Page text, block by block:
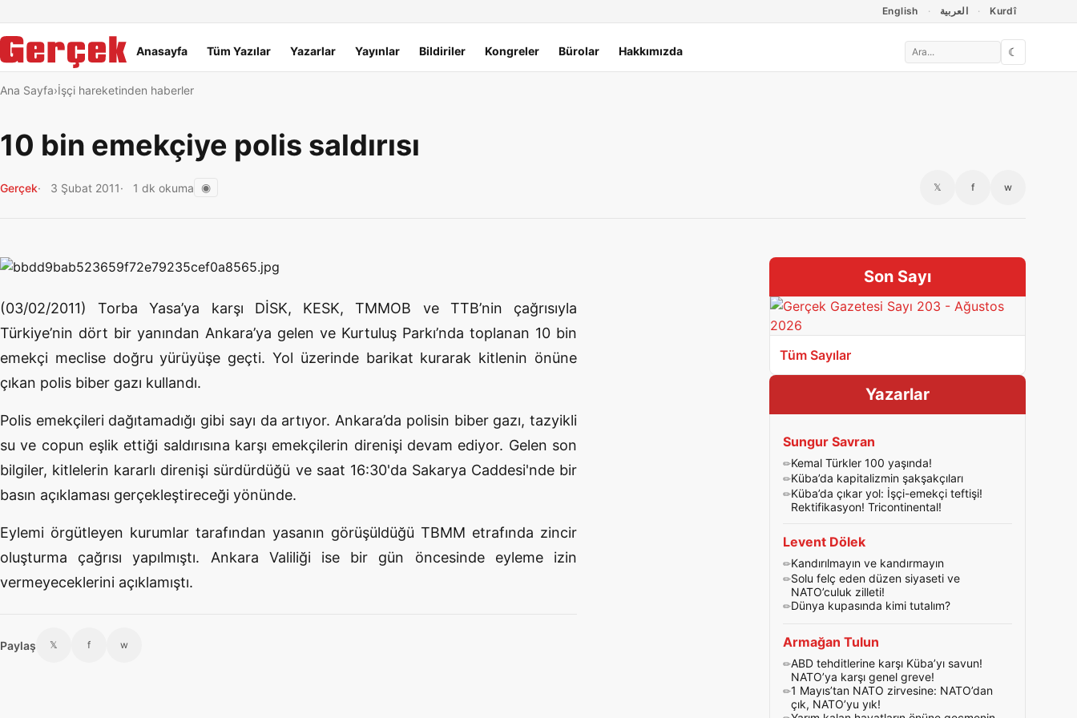
English العربية Kurdî
Ana menü
Anasayfa Tüm Yazılar Yazarlar Yayınlar Bildiriler Kongreler Bürolar Hakkımızda ☾
Ana Sayfa İşçi hareketinden haberler
10 bin emekçiye polis saldırısı
Gerçek 3 Şubat 2011 1 dk okuma ◉ 𝕏 f w
(03/02/2011) Torba Yasa’ya karşı DİSK, KESK, TMMOB ve TTB’nin çağrısıyla
Türkiye’nin dört bir yanından Ankara’ya gelen ve Kurtuluş Parkı’nda toplanan 10 bin
emekçi meclise doğru yürüyüşe geçti. Yol üzerinde barikat kurarak kitlenin önüne
çıkan polis biber gazı kullandı.
Polis emekçileri dağıtamadığı gibi sayı da artıyor. Ankara’da polisin biber gazı, tazyikli
su ve copun eşlik ettiği saldırısına karşı emekçilerin direnişi devam ediyor. Gelen son
bilgiler, kitlelerin kararlı direnişi sürdürdüğü ve saat 16:30'da Sakarya Caddesi'nde bir
basın açıklaması gerçekleştireceği yönünde.
Eylemi örgütleyen kurumlar tarafından yasanın görüşüldüğü TBMM etrafında zincir
oluşturma çağrısı yapılmıştı. Ankara Valiliği ise bir gün öncesinde eyleme izin
vermeyeceklerini açıklamıştı.
Paylaş 𝕏 f w
Son Sayı
Tüm Sayılar
Yazarlar
Sungur Savran
Kemal Türkler 100 yaşında!
Küba’da kapitalizmin şakşakçıları
Küba’da çıkar yol: İşçi-emekçi teftişi!
Rektifikasyon! Tricontinental!
Levent Dölek
Kandırılmayın ve kandırmayın
Solu felç eden düzen siyaseti ve
NATO’culuk zilleti!
Dünya kupasında kimi tutalım?
Armağan Tulun
ABD tehditlerine karşı Küba’yı savun!
NATO’ya karşı genel greve!
1 Mayıs’tan NATO zirvesine: NATO’dan
çık, NATO’yu yık!